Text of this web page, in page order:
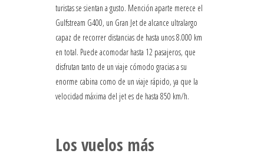
turistas se sientan a gusto. Mención aparte merece el
Gulfstream G400, un Gran Jet de alcance ultralargo
capaz de recorrer distancias de hasta unos 8.000 km
en total. Puede acomodar hasta 12 pasajeros, que
disfrutan tanto de un viaje cómodo gracias a su
enorme cabina como de un viaje rápido, ya que la
velocidad máxima del jet es de hasta 850 km/h.
Los vuelos más